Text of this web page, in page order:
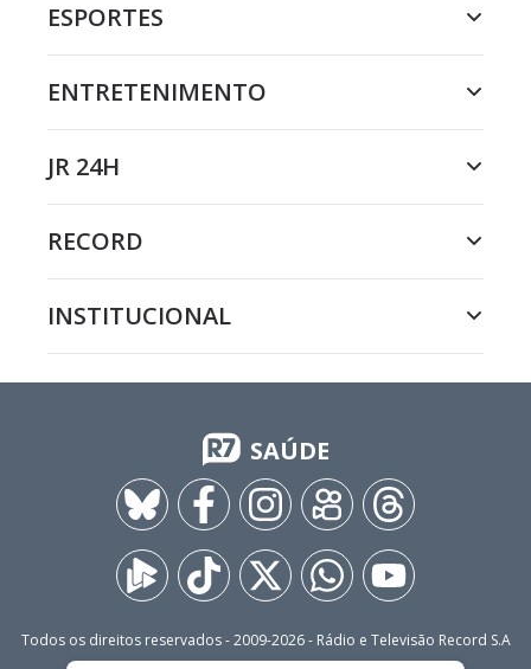
ESPORTES
ENTRETENIMENTO
JR 24H
RECORD
INSTITUCIONAL
SAÚDE
Todos os direitos reservados - 2009-2026- Rádio e Televisão Record S.A